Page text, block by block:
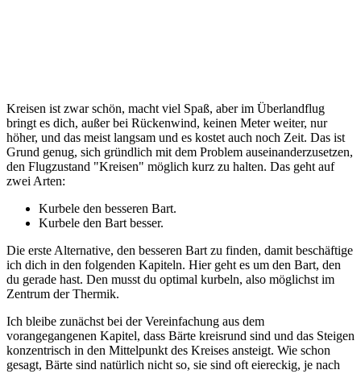
Kreisen ist zwar schön, macht viel Spaß, aber im Überlandflug
bringt es dich, außer bei Rückenwind, keinen Meter weiter, nur
höher, und das meist langsam und es kostet auch noch Zeit. Das ist
Grund genug, sich gründlich mit dem Problem auseinanderzusetzen,
den Flugzustand "Kreisen" möglich kurz zu halten. Das geht auf
zwei Arten:
Kurbele den besseren Bart.
Kurbele den Bart besser.
Die erste Alternative, den besseren Bart zu finden, damit beschäftige
ich dich in den folgenden Kapiteln. Hier geht es um den Bart, den
du gerade hast. Den musst du optimal kurbeln, also möglichst im
Zentrum der Thermik.
Ich bleibe zunächst bei der Vereinfachung aus dem
vorangegangenen Kapitel, dass Bärte kreisrund sind und das Steigen
konzentrisch in den Mittelpunkt des Kreises ansteigt. Wie schon
gesagt, Bärte sind natürlich nicht so, sie sind oft eiereckig, je nach